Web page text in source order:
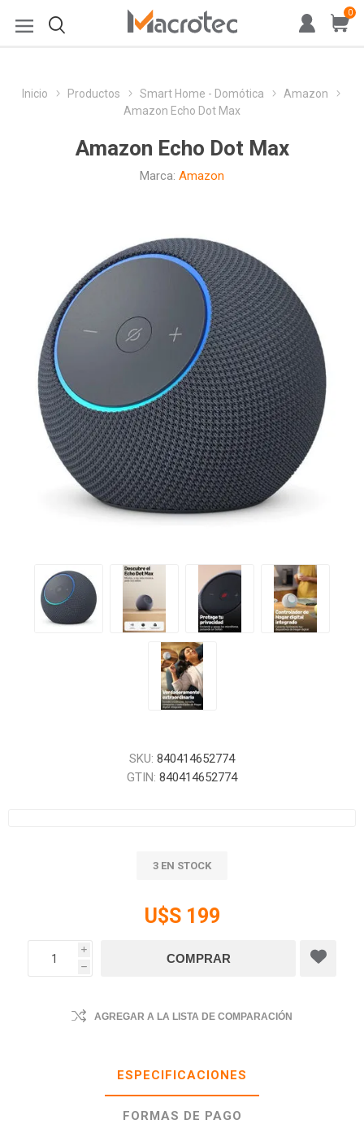
0
Inicio Productos Smart Home - Domótica
Amazon
Amazon Echo Dot Max
Amazon Echo Dot Max
Marca: Amazon
SKU: 840414652774
GTIN: 840414652774
3 EN STOCK
U$S 199
i
h
AGREGAR A LA LISTA DE COMPARACIÓN
ESPECIFICACIONES
FORMAS DE PAGO